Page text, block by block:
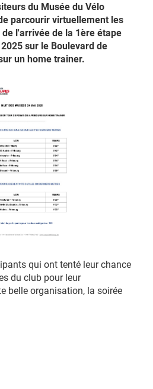
du Musée du Vélo
parcourir virtuellement les
l'arrivée de la 1ère étape
sur le Boulevard de
un home trainer.
qui ont tenté leur chance
du club pour leur
belle organisation, la soirée